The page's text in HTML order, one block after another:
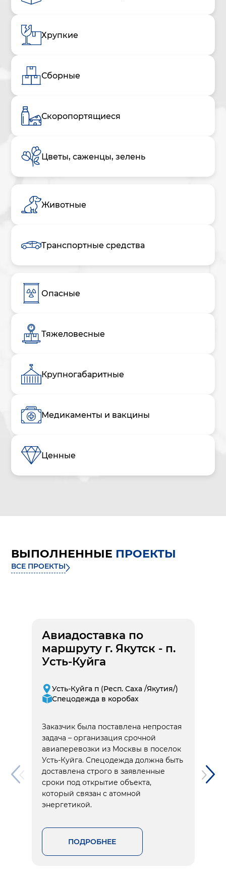
Хрупкие
Сборные
Скоропортящиеся
Цветы, саженцы, зелень
Животные
Транспортные средства
Опасные
Тяжеловесные
Крупногабаритные
Медикаменты и вакцины
Ценные
ВЫПОЛНЕННЫЕ ПРОЕКТЫ
ВСЕ ПРОЕКТЫ
Авиадоставка по
маршруту г. Якутск - п.
Усть-Куйга
Усть-Куйга п (Респ. Саха /Якутия/)
Спецодежда в коробах
Заказчик была поставлена непростая
задача – организация срочной
авиаперевозки из Москвы в поселок
Усть-Куйга. Спецодежда должна быть
доставлена строго в заявленные
сроки под открытие объекта,
который связан с атомной
энергетикой.
ПОДРОБНЕЕ